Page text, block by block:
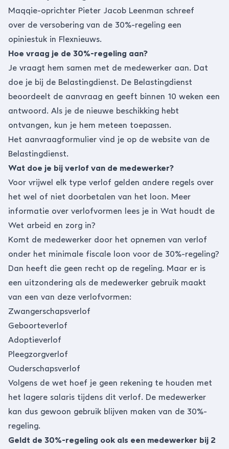
Maqqie-oprichter Pieter Jacob Leenman schreef
over de versobering van de 30%-regeling een
opiniestuk in Flexnieuws.
Hoe vraag je de 30%-regeling aan?
Je vraagt hem samen met de medewerker aan. Dat
doe je bij de Belastingdienst. De Belastingdienst
beoordeelt de aanvraag en geeft binnen 10 weken een
antwoord. Als je de nieuwe beschikking hebt
ontvangen, kun je hem meteen toepassen.
Het aanvraagformulier vind je op de website van de
Belastingdienst.
Wat doe je bij verlof van de medewerker?
Voor vrijwel elk type verlof gelden andere regels over
het wel of niet doorbetalen van het loon. Meer
informatie over verlofvormen lees je in Wat houdt de
Wet arbeid en zorg in?
Komt de medewerker door het opnemen van verlof
onder het minimale fiscale loon voor de 30%-regeling?
Dan heeft die geen recht op de regeling. Maar er is
een uitzondering als de medewerker gebruik maakt
van een van deze verlofvormen:
Zwangerschapsverlof
Geboorteverlof
Adoptieverlof
Pleegzorgverlof
Ouderschapsverlof
Volgens de wet hoef je geen rekening te houden met
het lagere salaris tijdens dit verlof. De medewerker
kan dus gewoon gebruik blijven maken van de 30%-
regeling.
Geldt de 30%-regeling ook als een medewerker bij 2